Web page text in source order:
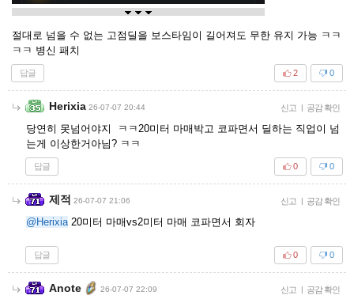
절대로 넘을 수 없는 고점딜을 보스타임이 길어져도 무한 유지 가능 ㅋㅋ
ㅋㅋ 병신 패치
답글 0
2
Herixia 26-07-07 20:44 신고 | 공감 확인
당연히 못넘어야지 ㅋㅋ20미터 마매박고 코파면서 딜하는 직업이 넘
는게 이상한거아님? ㅋㅋ
답글 0
0
제적 26-07-07 21:06 신고 | 공감 확인
@Herixia 20미터 마매vs2미터 마매 코파면서 회자
답글 0
0
Anote 26-07-07 22:09 신고 | 공감 확인